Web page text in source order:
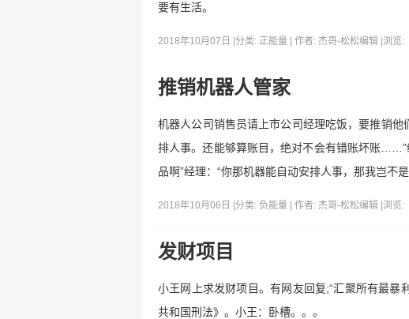
要有生活。
2018年10月07日 | 分类: 正能量 | 作者: 杰哥-松松编辑 浏览:
推销机器人管家
机器人公司销售员请上市公司经理吃饭，要推销
排人事。还能够算账目，绝对不会有错账坏账……”
品啊”经理：“你那机器能自动安排人事，那我岂
2018年10月06日 | 分类: 负能量 | 作者: 杰哥-松松编辑 浏览:
发财项目
小王网上求发财项目。有网友回复;“汇聚所有最暴
共和国刑法》。小王：卧槽。。。